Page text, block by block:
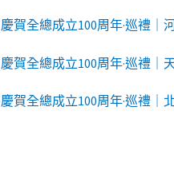
賀全總成立100周年·巡禮
賀全總成立100周年·巡禮
賀全總成立100周年·巡禮